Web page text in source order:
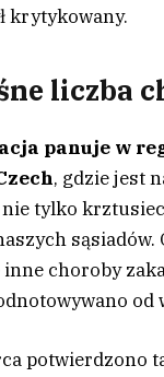
krytykowany.
liczba
panuje w
, gdzie jest
tylko
sąsiadów.
inne choroby
od
potwierdzono